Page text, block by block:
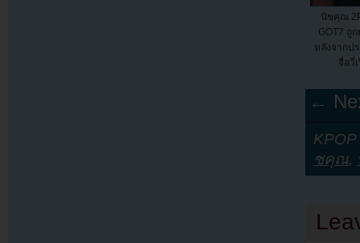
นิชคุณ
GOT7 ถู
หลังจากป
จื่อวี่
←
ชคุณ,